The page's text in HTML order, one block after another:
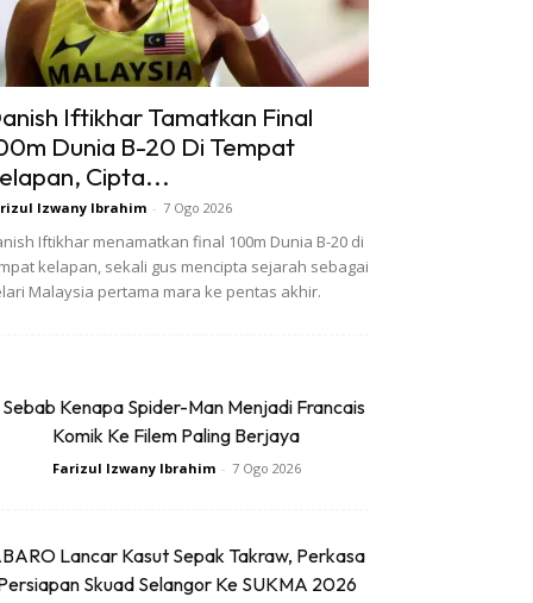
Iftikhar Tamatkan Final
Dunia B-20 Di Tempat
Cipta...
Izwany Ibrahim - 7 Ogo 2026
Iftikhar menamatkan final 100m Dunia B-20 di
kelapan, sekali gus mencipta sejarah sebagai
Malaysia pertama mara ke pentas akhir.
Kenapa Spider-Man Menjadi Francais
Komik Ke Filem Paling Berjaya
Farizul Izwany Ibrahim - 7 Ogo 2026
Lancar Kasut Sepak Takraw, Perkasa
Skuad Selangor Ke SUKMA 2026